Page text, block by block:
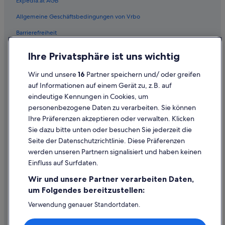
Flüge von Des Moines (DSM) nach Wien (VIE)
Flüge von Düsseldorf (DUS) nach Wien (VIE)
Flüge von Dubai (DXB) nach Wien (VIE)
Flüge von Flughafen Basel Mulhouse Freiburg (EAP) nach Wien
Flüge von Esbjerg (EBJ) nach Wien (VIE)
Flüge von Enterprise (ETS) nach Wien (VIE)
Flüge von Buenos Aires (EZE) nach Wien (VIE)
Flüge von Rom (FCO) nach Wien (VIE)
Flüge von Guadalajara (GDL) nach Wien (VIE)
Flüge von Spokane (GEG) nach Wien (VIE)
Flüge von Rio de Janeiro (GIG) nach Wien (VIE)
Flüge von Rügen (GTI) nach Wien (VIE)
Flüge von Genf (GVA) nach Wien (VIE)
Allgemeine Geschäftsbedingungen von Vrbo
Barrierefreiheit
Rechtliche Hinweise/Kontakt
Inhaltsrichtlinien und Melden von Inhalten
Hilfe
Hilfe
Rückerstattungsprozess und Zeitrahmen
Buchen Sie einen Flug mit einer Gutschrift bei der Fluggesellschaft
Internationale Reisedokumente
Ihre Privatsphäre ist uns wichtig
Wir und unsere16 Partner speichern und/ oder greifen
auf Informationen auf einem Gerät zu, z.B. auf
eindeutige Kennungen in Cookies, um
personenbezogene Daten zu verarbeiten. Sie können
Ihre Präferenzen akzeptieren oder verwalten. Klicken
Sie dazu bitte unten oder besuchen Sie jederzeit die
Seite der Datenschutzrichtlinie. Diese Präferenzen
werden unseren Partnern signalisiert und haben keinen
Einfluss auf Surfdaten.
Wir und unsere Partner verarbeiten Daten,
um Folgendes bereitzustellen:
Verwendung genauer Standortdaten.
Speichern von oder Zugriff auf Informationen auf einem